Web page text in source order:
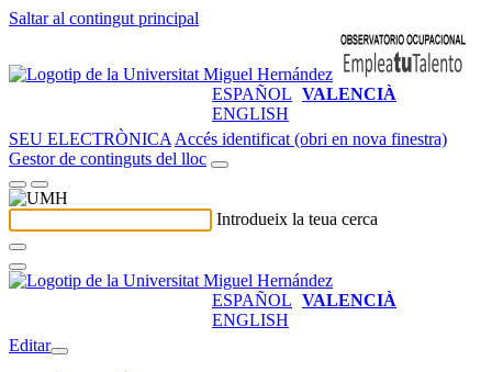
Saltar al contingut principal
ESPAÑOL VALENCIÀ
ENGLISH
SEU ELECTRÒNICA Accés identificat (obri en nova finestra)
Gestor de continguts del lloc
Introdueix la teua cerca
ESPAÑOL VALENCIÀ
ENGLISH
Editar